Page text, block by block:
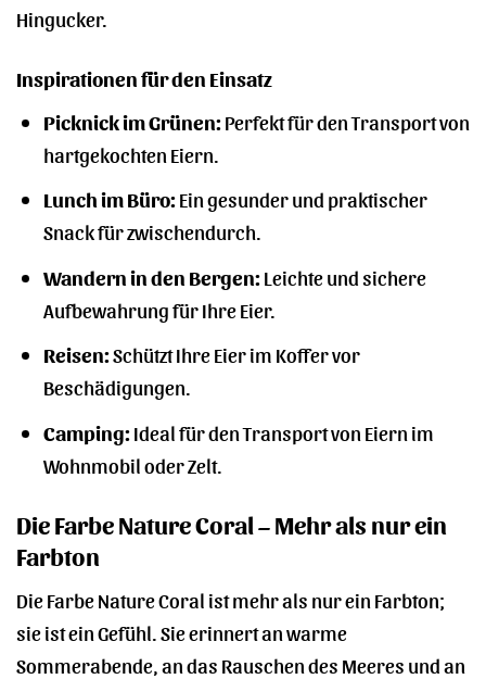
Hingucker.
Inspirationen für den Einsatz
Picknick im Grünen:Perfekt für den Transport von
hartgekochten Eiern.
Lunch im Büro:Ein gesunder und praktischer
Snack für zwischendurch.
Wandern in den Bergen:Leichte und sichere
Aufbewahrung für Ihre Eier.
Reisen:Schützt Ihre Eier im Koffer vor
Beschädigungen.
Camping:Ideal für den Transport von Eiern im
Wohnmobil oder Zelt.
Die Farbe Nature Coral – Mehr als nur ein
Farbton
Die Farbe Nature Coral ist mehr als nur ein Farbton;
sie ist ein Gefühl. Sie erinnert an warme
Sommerabende, an das Rauschen des Meeres und an